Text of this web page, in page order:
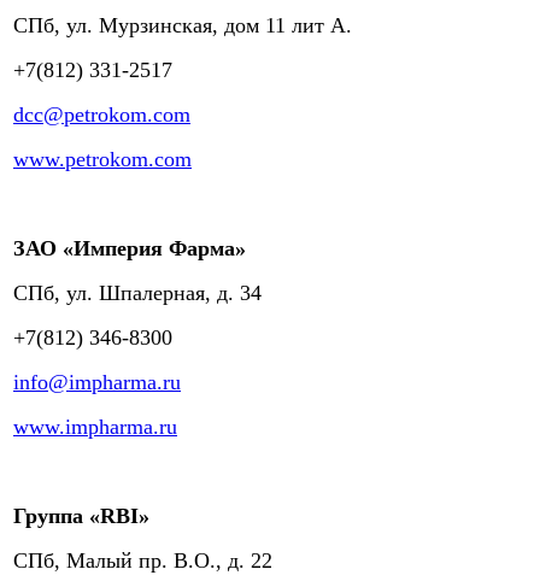
СПб, ул. Мурзинская, дом 11 лит А.
+7(812) 331-2517
dcc@petrokom.com
www.petrokom.com
ЗАО «Империя Фарма»
СПб, ул. Шпалерная, д. 34
+7(812) 346-8300
info@impharma.ru
www.impharma.ru
Группа «RBI»
СПб, Малый пр. В.О., д. 22